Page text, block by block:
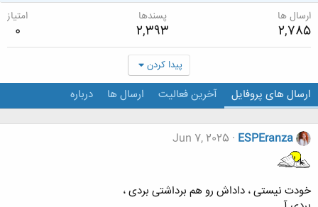
ارسال ها
2,785
پسندها
2,393
امتیاز
0
پیدا کردن
ارسال های پروفایل آخرین فعالیت ارسال ها درباره
ESPEranza
Jun 7, 2025
خودت نیستی ، داداش رو هم برداشتی بردی ،